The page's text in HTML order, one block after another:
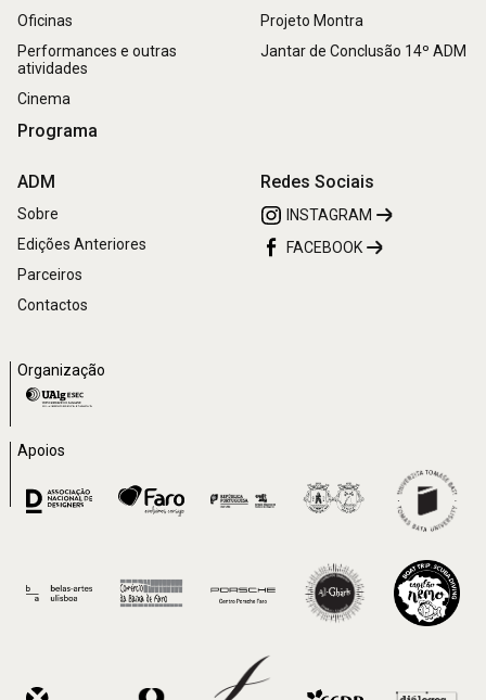
Oficinas
Performances e outras
atividades
Cinema
Programa
Projeto Montra
Jantar de Conclusão 14º ADM
ADM
Sobre
Edições Anteriores
Parceiros
Contactos
Redes Sociais
INSTAGRAM
FACEBOOK
Organização
Apoios